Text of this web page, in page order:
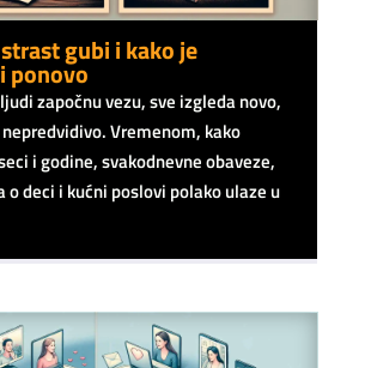
gubi i kako je
ponovo
započnu vezu, sve izgleda novo,
Vremenom, kako
i godine, svakodnevne obaveze,
o deci i kućni poslovi polako ulaze u